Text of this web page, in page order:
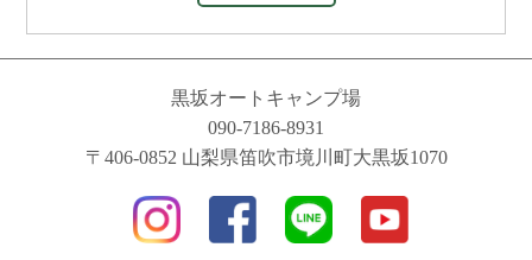
黒坂オートキャンプ場
090-7186-8931
〒406-0852 山梨県笛吹市境川町大黒坂1070